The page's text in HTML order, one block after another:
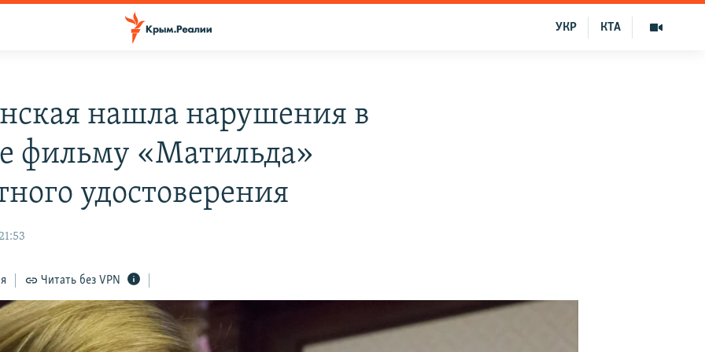
КТА
УКР
нашла нарушения в
фильму «Матильда»
удостоверения
Читать без VPN